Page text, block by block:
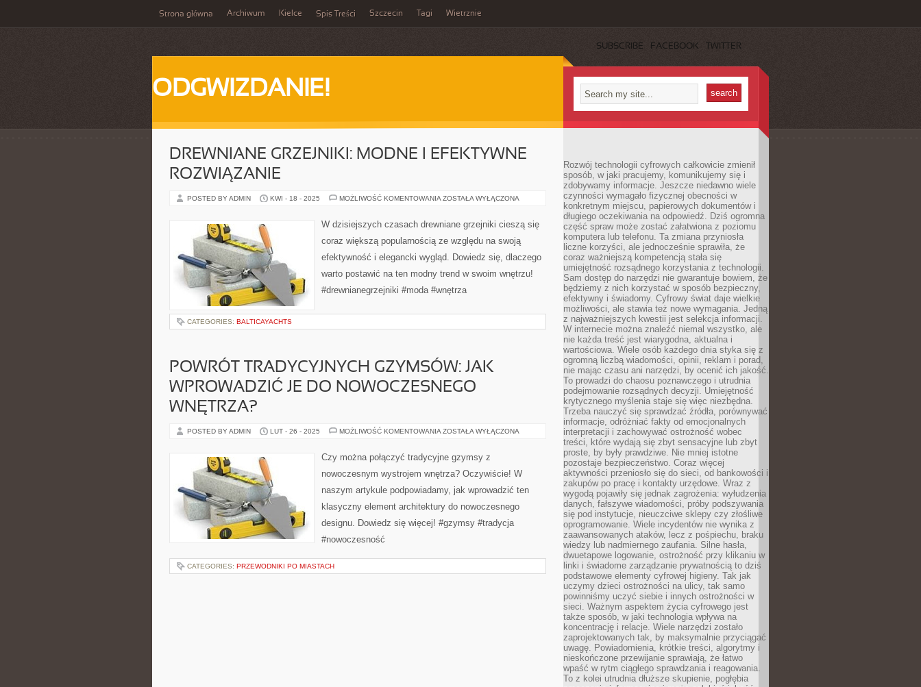
Strona główna Archiwum Kielce Spis Treści Szczecin Tagi Wietrznie
SUBSCRIBE FACEBOOK TWITTER
ODGWIZDANIE!
DREWNIANE GRZEJNIKI: MODNE I EFEKTYWNE
ROZWIĄZANIE
POSTED BY ADMIN KWI - 18 - 2025 MOŻLIWOŚĆ KOMENTOWANIA DREWNIANE
EFEKTYWNE
ZOSTAŁA WYŁĄCZONA
W dzisiejszych czasach drewniane grzejniki cieszą się
coraz większą popularnością ze względu na swoją
efektywność i elegancki wygląd. Dowiedz się, dlaczego
warto postawić na ten modny trend w swoim wnętrzu!
#drewnianegrzejniki #moda #wnętrza
CATEGORIES: BALTICAYACHTS
POWRÓT TRADYCYJNYCH GZYMSÓW: JAK
WPROWADZIĆ JE DO NOWOCZESNEGO
WNĘTRZA?
POSTED BY ADMIN LUT - 26 - 2025 MOŻLIWOŚĆ KOMENTOWANIA POWRÓT
WPROWADZIĆ
DO
WNĘTRZA?
ZOSTAŁA WYŁĄCZONA
Czy można połączyć tradycyjne gzymsy z
nowoczesnym wystrojem wnętrza? Oczywiście! W
naszym artykule podpowiadamy, jak wprowadzić ten
klasyczny element architektury do nowoczesnego
designu. Dowiedz się więcej! #gzymsy #tradycja
#nowoczesność
CATEGORIES: PRZEWODNIKI PO MIASTACH
Rozwój technologii cyfrowych całkowicie zmienił
sposób, w jaki pracujemy, komunikujemy się i
zdobywamy informacje. Jeszcze niedawno wiele
czynności wymagało fizycznej obecności w
konkretnym miejscu, papierowych dokumentów i
długiego oczekiwania na odpowiedź. Dziś ogromna
część spraw może zostać załatwiona z poziomu
komputera lub telefonu. Ta zmiana przyniosła
liczne korzyści, ale jednocześnie sprawiła, że
coraz ważniejszą kompetencją stała się
umiejętność rozsądnego korzystania z technologii.
Sam dostęp do narzędzi nie gwarantuje bowiem, że
będziemy z nich korzystać w sposób bezpieczny,
efektywny i świadomy. Cyfrowy świat daje wielkie
możliwości, ale stawia też nowe wymagania. Jedną
z najważniejszych kwestii jest selekcja informacji.
W internecie można znaleźć niemal wszystko, ale
nie każda treść jest wiarygodna, aktualna i
wartościowa. Wiele osób każdego dnia styka się z
ogromną liczbą wiadomości, opinii, reklam i porad,
nie mając czasu ani narzędzi, by ocenić ich jakość.
To prowadzi do chaosu poznawczego i utrudnia
podejmowanie rozsądnych decyzji. Umiejętność
krytycznego myślenia staje się więc niezbędna.
Trzeba nauczyć się sprawdzać źródła, porównywać
informacje, odróżniać fakty od emocjonalnych
interpretacji i zachowywać ostrożność wobec
treści, które wydają się zbyt sensacyjne lub zbyt
proste, by były prawdziwe. Nie mniej istotne
pozostaje bezpieczeństwo. Coraz więcej
aktywności przeniosło się do sieci, od bankowości i
zakupów po pracę i kontakty urzędowe. Wraz z
wygodą pojawiły się jednak zagrożenia: wyłudzenia
danych, fałszywe wiadomości, próby podszywania
się pod instytucje, nieuczciwe sklepy czy złośliwe
oprogramowanie. Wiele incydentów nie wynika z
zaawansowanych ataków, lecz z pośpiechu, braku
wiedzy lub nadmiernego zaufania. Silne hasła,
dwuetapowe logowanie, ostrożność przy klikaniu w
linki i świadome zarządzanie prywatnością to dziś
podstawowe elementy cyfrowej higieny. Tak jak
uczymy dzieci ostrożności na ulicy, tak samo
powinniśmy uczyć siebie i innych ostrożności w
sieci. Ważnym aspektem życia cyfrowego jest
także sposób, w jaki technologia wpływa na
koncentrację i relacje. Wiele narzędzi zostało
zaprojektowanych tak, by maksymalnie przyciągać
uwagę. Powiadomienia, krótkie treści, algorytmy i
nieskończone przewijanie sprawiają, że łatwo
wpaść w rytm ciągłego sprawdzania i reagowania.
To z kolei utrudnia dłuższe skupienie, pogłębia